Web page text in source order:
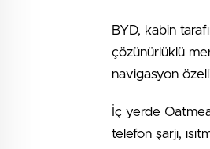
BYD, kabin
çözünürlüklü
navigasyon
İç yerde
telefon şarjı,